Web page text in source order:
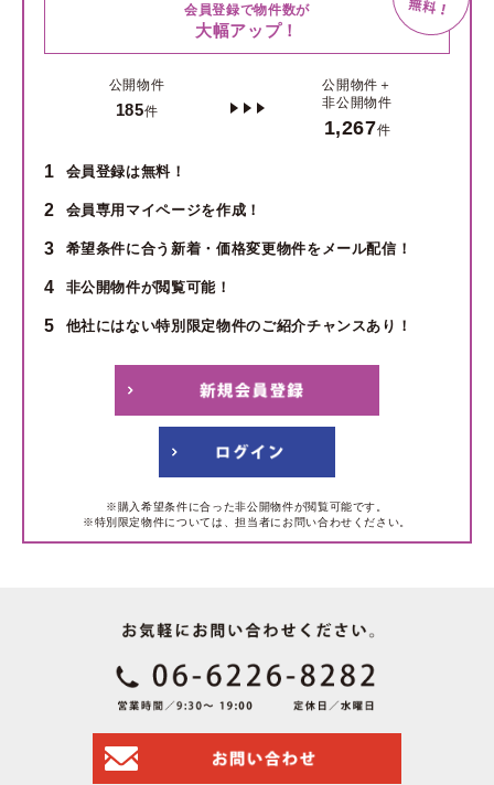
会員登録で物件数が
大幅アップ！
公開物件
185件
公開物件＋
非公開物件
1,267件
1 会員登録は無料！
2 会員専用マイページを作成！
3 希望条件に合う新着・価格変更物件をメール配信！
4 非公開物件が閲覧可能！
5 他社にはない特別限定物件のご紹介チャンスあり！
※購入希望条件に合った非公開物件が閲覧可能です。
※特別限定物件については、担当者にお問い合わせください。